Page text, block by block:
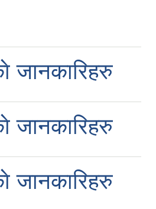
जानकारिहरु
जानकारिहरु
जानकारिहरु